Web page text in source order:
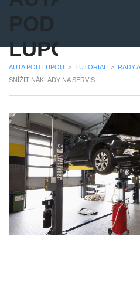
POD
LUPOU
AUTA POD LUPOU > TUTORIAL > RADY
SNÍŽIT NÁKLADY NA SERVIS.